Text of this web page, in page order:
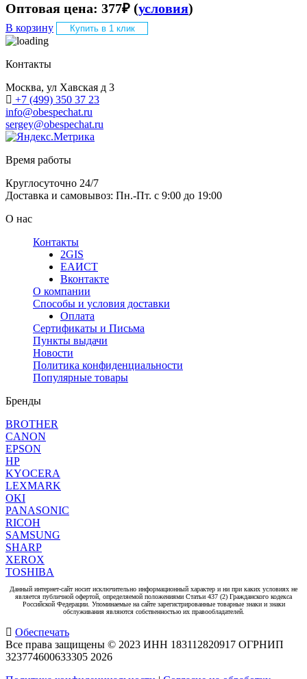
Оптовая цена: 377₽ (условия)
В корзину Купить в 1 клик
Контакты
Москва, ул Хавская д 3
+7 (499) 350 37 23
info@obespechat.ru
sergey@obespechat.ru
Время работы
Круглосуточно 24/7
Доставка и самовывоз: Пн.-Пт. с 9:00 до 19:00
О нас
Контакты
2GIS
ЕАИСТ
Вконтакте
О компании
Способы и условия доставки
Оплата
Сертификаты и Письма
Пункты выдачи
Новости
Политика конфиденциальности
Популярные товары
Бренды
BROTHER
CANON
EPSON
HP
KYOCERA
LEXMARK
OKI
PANASONIC
RICOH
SAMSUNG
SHARP
XEROX
TOSHIBA
Данный интернет-сайт носит исключительно информационный характер и ни при каких условиях не
является публичной офертой, определяемой положениями Статьи 437 (2) Гражданского кодекса
Российской Федерации. Упоминаемые на сайте зарегистрированные товарные знаки и знаки
обслуживания являются собственностью их правообладателей.
Обеспечать
Все права защищены © 2023 ИНН 183112820917 ОГРНИП
323774600633305 2026